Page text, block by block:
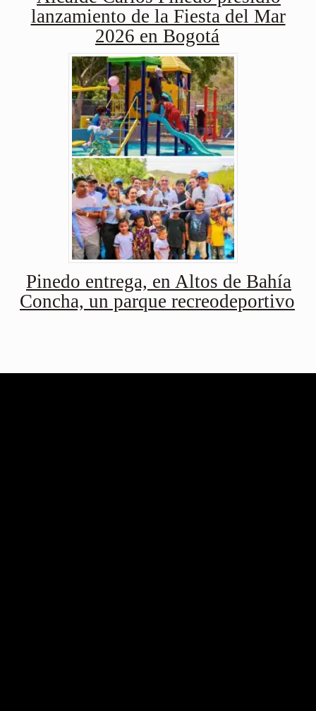
lanzamiento de la Fiesta del Mar
2026 en Bogotá
Pinedo entrega, en Altos de Bahía
Concha, un parque recreodeportivo